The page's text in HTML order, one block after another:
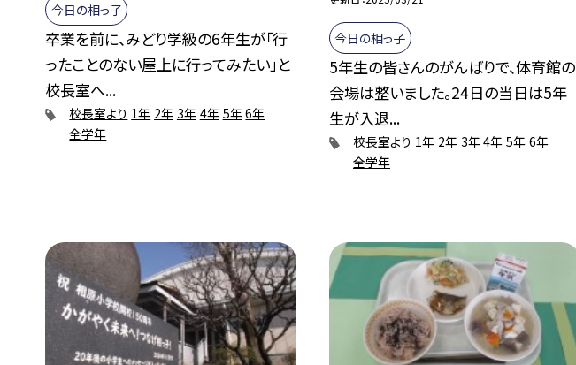
今日の相っ子
卒業を前に、みどり学級の6年生が「行
ったことのない屋上に行ってみたい」と
校長室へ...
校長室より 1年 2年 3年 4年 5年6年
全学年
今日の相っ子
5年生の皆さんのがんばりで、体育館の
会場は整いました。24日の当日は5年
生が入退...
校長室より 1年 2年 3年4年 5年 6年
全学年